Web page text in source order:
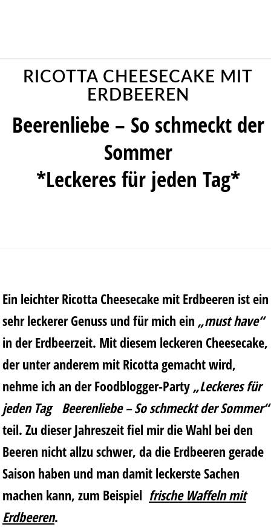
RICOTTA CHEESECAKE MIT
ERDBEEREN
Beerenliebe – So schmeckt der
Sommer
*Leckeres für jeden Tag*
Ein leichter Ricotta Cheesecake mit Erdbeeren ist ein
sehr leckerer Genuss und für mich ein „must have“
in der Erdbeerzeit. Mit diesem leckeren Cheesecake,
der unter anderem mit Ricotta gemacht wird,
nehme ich an der Foodblogger-Party „Leckeres für
jeden Tag Beerenliebe – So schmeckt der Sommer“
teil. Zu dieser Jahreszeit fiel mir die Wahl bei den
Beeren nicht allzu schwer, da die Erdbeeren gerade
Saison haben und man damit leckerste Sachen
machen kann, zum Beispiel frische Waffeln mit
Erdbeeren.